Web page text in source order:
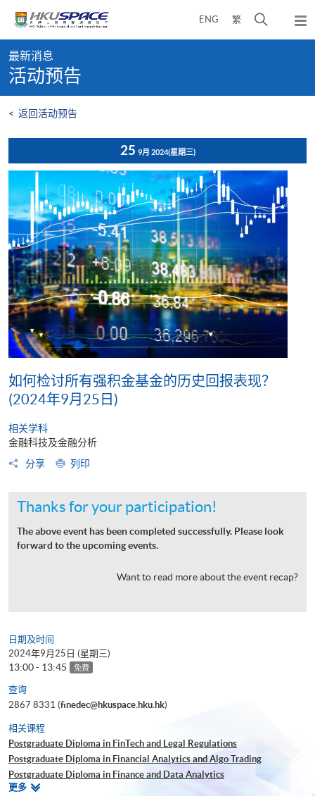
content
ENG 繁
开
弹
出
content
start
最新消息
活动预告
< 返回活动预告
25 9月 2024(星期三)
如何检讨所有强积金基金的历史回报表现？
(2024年9月25日)
相关学科
金融科技及金融分析
分享
列印
Thanks for your participation!
The above event has been completed successfully. Please look
forward to the upcoming events.
Want to read more about the event recap?
日期及时间
2024年9月25日 (星期三)
13:00 - 13:45 免费
查询
2867 8331 (finedec@hkuspace.hku.hk)
相关课程
Postgraduate Diploma in FinTech and Legal Regulations
Postgraduate Diploma in Financial Analytics and Algo Trading
Postgraduate Diploma in Finance and Data Analytics
Certificate for Module (Technical Analysis and Data Analytics for Stock
更多相